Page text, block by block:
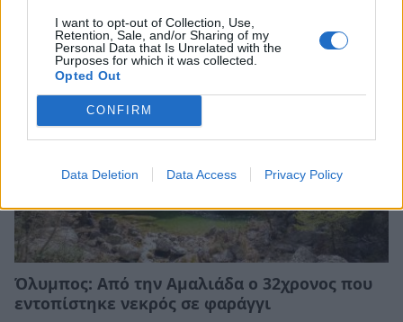
I want to opt-out of Collection, Use,
Retention, Sale, and/or Sharing of my
Personal Data that Is Unrelated with the
Purposes for which it was collected.
Opted Out
CONFIRM
Data Deletion Data Access Privacy Policy
Όλυμπος: Από την Αμαλιάδα ο 32χρονος που
εντοπίστηκε νεκρός σε φαράγγι